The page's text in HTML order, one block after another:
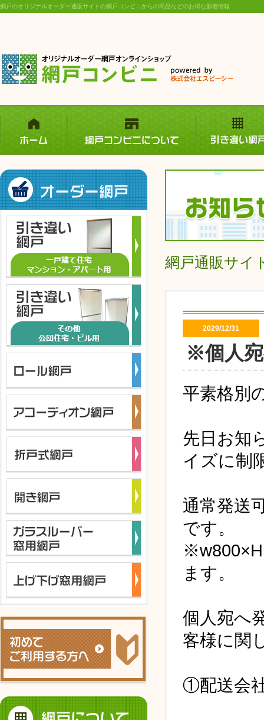
網戸のオリジナルオーダー通販サイトの網戸コンビニからの商品などのお得な新着情報
網戸通販サイ
2029/12/31
※個人
平素格別
先日お知
イズに制
通常発送
です。
ます。
個人宛へ
客様に関
①配送会